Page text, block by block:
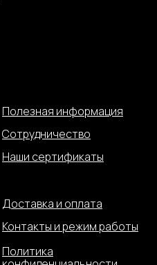
Полезная информация
Сотрудничество
Наши сертификаты
Доставка и оплата
Контакты и режим работы
Политика